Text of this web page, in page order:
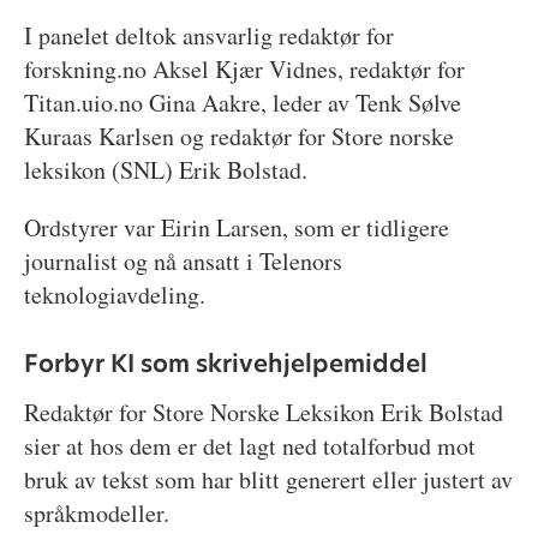
I panelet deltok ansvarlig redaktør for
forskning.no Aksel Kjær Vidnes, redaktør for
Titan.uio.no Gina Aakre, leder av Tenk Sølve
Kuraas Karlsen og redaktør for Store norske
leksikon (SNL) Erik Bolstad.
Ordstyrer var Eirin Larsen, som er tidligere
journalist og nå ansatt i Telenors
teknologiavdeling.
Forbyr KI som skrivehjelpemiddel
Redaktør for Store Norske Leksikon Erik Bolstad
sier at hos dem er det lagt ned totalforbud mot
bruk av tekst som har blitt generert eller justert av
språkmodeller.